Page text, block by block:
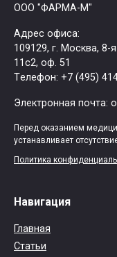
ООО "ФАРМА-М"
Адрес офиса:
109129, г. Москва, ​8-
11с2, оф. 51
Tелефон: +7 (495)
Электронная почта:
Перед оказанием
устанавливает
Политика
Навигация
Главная
Статьи